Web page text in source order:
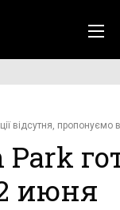
відсутня, пропонуємо
июня